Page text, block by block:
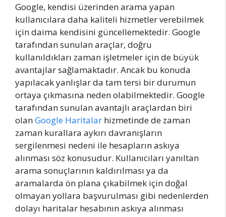
Google, kendisi üzerinden arama yapan
kullanıcılara daha kaliteli hizmetler verebilmek
için daima kendisini güncellemektedir. Google
tarafından sunulan araçlar, doğru
kullanıldıkları zaman işletmeler için de büyük
avantajlar sağlamaktadır. Ancak bu konuda
yapılacak yanlışlar da tam tersi bir durumun
ortaya çıkmasına neden olabilmektedir. Google
tarafından sunulan avantajlı araçlardan biri
olanGoogle Haritalar hizmetinde de zaman
zaman kurallara aykırı davranışların
sergilenmesi nedeni ile hesapların askıya
alınması söz konusudur. Kullanıcıları yanıltan
arama sonuçlarının kaldırılması ya da
aramalarda ön plana çıkabilmek için doğal
olmayan yollara başvurulması gibi nedenlerden
dolayı haritalar hesabının askıya alınması